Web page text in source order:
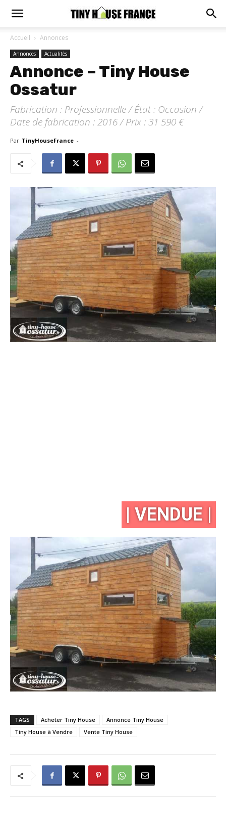
Accueil Annonces
Annonces Actualitès
Annonce – Tiny House
Ossatur
Fabrication : Professionnelle / État : Occasion /
Date de fabrication : 2016 / Prix : 31 590 €
Par TinyHouseFrance -
| VENDUE |
TAGS Acheter Tiny House
Annonce Tiny House
Tiny House à Vendre
Vente Tiny House